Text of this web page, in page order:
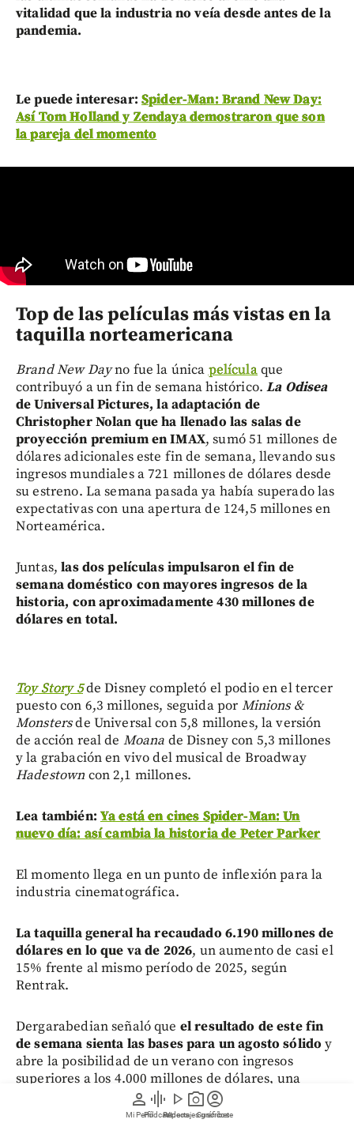
person
Mi Perfil
graphic_eq
Pódcast
play_arrow
Videos
photo_camera
Reportajes gráficos
account_circle
Suscríbete
vitalidad que la industria no veía desde antes de la
pandemia.
Le puede interesar: Spider-Man: Brand New Day:
Así Tom Holland y Zendaya demostraron que son
la pareja del momento
Top de las películas más vistas en la
taquilla norteamericana
Brand New Dayno fue la única películaque
contribuyó a un fin de semana histórico.La Odisea
de Universal Pictures, la adaptación de
Christopher Nolan que ha llenado las salas de
proyección premium en IMAX, sumó 51 millones de
dólares adicionales este fin de semana, llevando sus
ingresos mundiales a 721 millones de dólares desde
su estreno. La semana pasada ya había superado las
expectativas con una apertura de 124,5 millones en
Norteamérica.
Juntas,las dos películas impulsaron el fin de
semana doméstico con mayores ingresos de la
historia, con aproximadamente 430 millones de
dólares en total.
Toy Story 5de Disney completó el podio en el tercer
puesto con 6,3 millones, seguida por Minions &
Monstersde Universal con 5,8 millones, la versión
de acción real de Moana de Disney con 5,3 millones
y la grabación en vivo del musical de Broadway
Hadestown con 2,1 millones.
Lea también: Ya está en cines Spider-Man: Un
nuevo día: así cambia la historia de Peter Parker
El momento llega en un punto de inflexión para la
industria cinematográfica.
La taquilla general ha recaudado 6.190 millones de
dólares en lo que va de 2026, un aumento de casi el
15% frente al mismo período de 2025, según
Rentrak.
Dergarabedian señaló que el resultado de este fin
de semana sienta las bases para un agosto sólido y
abre la posibilidad de un verano con ingresos
superiores a los 4.000 millones de dólares, una
marca que en los años pospandemia solo se había
alcanzado en 2023.